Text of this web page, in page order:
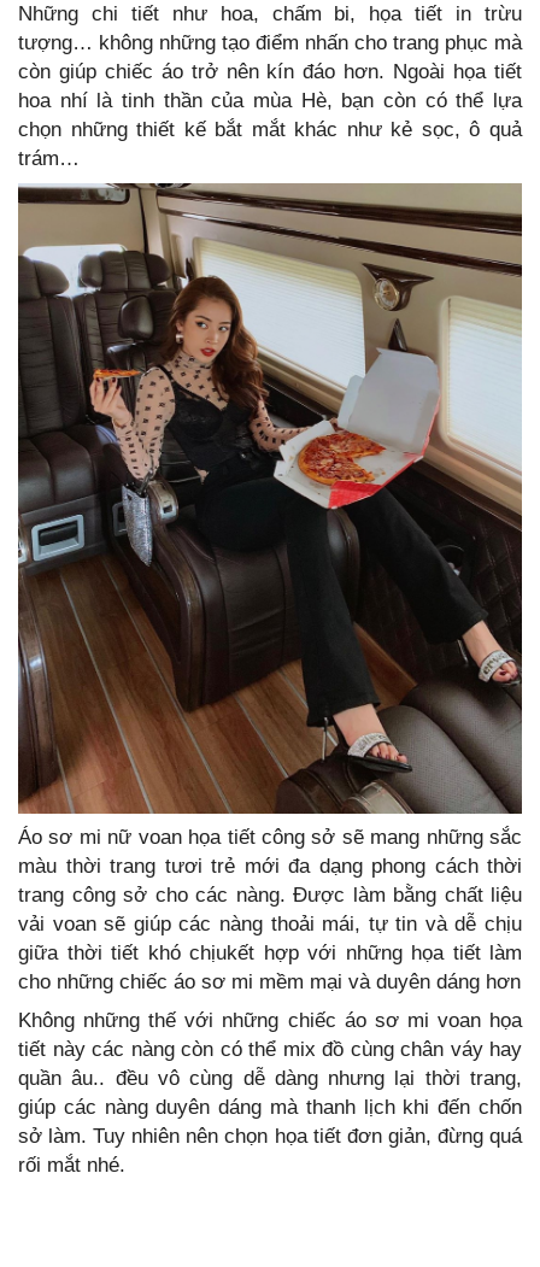
Những chi tiết như hoa, chấm bi, họa tiết in trừu
tượng… không những tạo điểm nhấn cho trang phục mà
còn giúp chiếc áo trở nên kín đáo hơn. Ngoài họa tiết
hoa nhí là tinh thần của mùa Hè, bạn còn có thể lựa
chọn những thiết kế bắt mắt khác như kẻ sọc, ô quả
trám…
Áo sơ mi nữ voan họa tiết công sở sẽ mang những sắc
màu thời trang tươi trẻ mới đa dạng phong cách thời
trang công sở cho các nàng. Được làm bằng chất liệu
vải voan sẽ giúp các nàng thoải mái, tự tin và dễ chịu
giữa thời tiết khó chịukết hợp với những họa tiết làm
cho những chiếc áo sơ mi mềm mại và duyên dáng hơn
Không những thế với những chiếc áo sơ mi voan họa
tiết này các nàng còn có thể mix đồ cùng chân váy hay
quần âu.. đều vô cùng dễ dàng nhưng lại thời trang,
giúp các nàng duyên dáng mà thanh lịch khi đến chốn
sở làm. Tuy nhiên nên chọn họa tiết đơn giản, đừng quá
rối mắt nhé.